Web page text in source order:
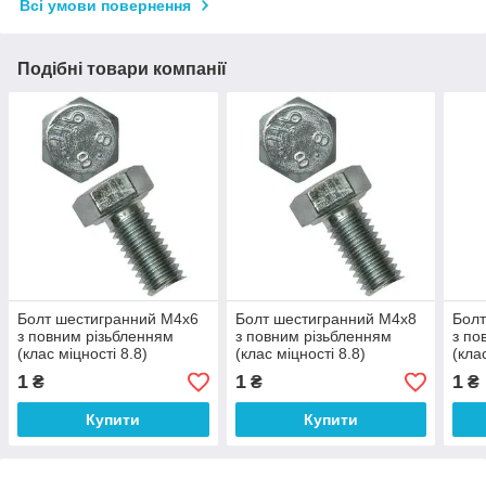
Всі умови повернення
Подібні товари компанії
Болт шестигранний М4х6
з повним різьбленням
(клас міцності 8.8)
1 ₴
Купити
Болт шестигранний М4х8
з повним різьбленням
(клас міцності 8.8)
1₴
Купити
з
1 ₴